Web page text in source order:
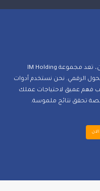
مع سجل حافل يمتد لأكثر من عقدين، تعد مجموعة IM Holding
الرقمي. نحن نستخدم أدوات
فهم عميق لاحتياجات عملك